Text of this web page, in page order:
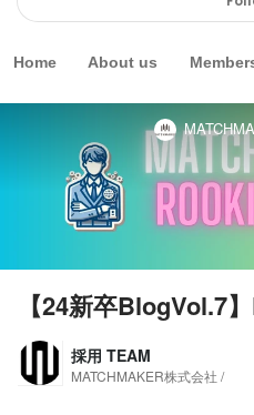
Home About us
【24新卒BlogVol.7
採用 TEAM
MATCHMAKER株式会社 /